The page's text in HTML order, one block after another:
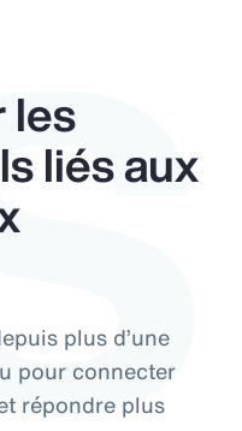
les
liés aux
plus d’une
pour connecter
répondre plus